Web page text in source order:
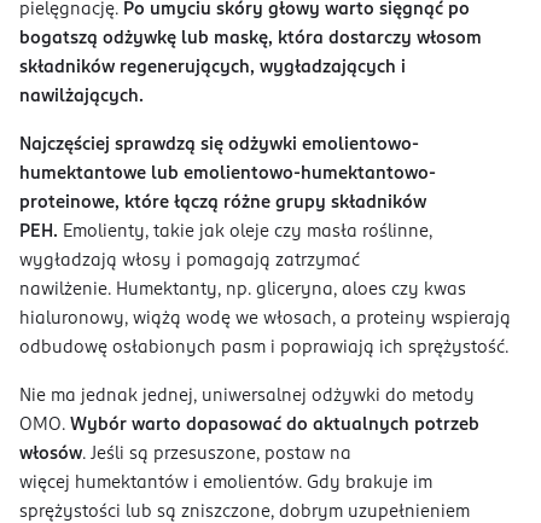
pielęgnację. Po umyciu skóry głowy warto sięgnąć po
bogatszą odżywkę lub maskę, która dostarczy włosom
składników regenerujących, wygładzających i
nawilżających.
Najczęściej sprawdzą się odżywki emolientowo-
humektantowe lub emolientowo-humektantowo-
proteinowe, które łączą różne grupy składników
PEH. Emolienty, takie jak oleje czy masła roślinne,
wygładzają włosy i pomagają zatrzymać
nawilżenie. Humektanty, np. gliceryna, aloes czy kwas
hialuronowy, wiążą wodę we włosach, a proteiny wspierają
odbudowę osłabionych pasm i poprawiają ich sprężystość.
Nie ma jednak jednej, uniwersalnej odżywki do metody
OMO. Wybór warto dopasować do aktualnych potrzeb
włosów. Jeśli są przesuszone, postaw na
więcej humektantów i emolientów. Gdy brakuje im
sprężystości lub są zniszczone, dobrym uzupełnieniem